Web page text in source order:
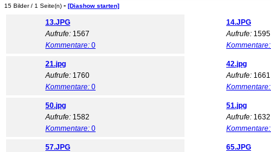
15 Bilder / 1 Seite(n) - [Diashow starten]
13.JPG
Aufrufe: 1567
Kommentare: 0
14.JPG
Aufrufe: 1595
Kommentare:
21.jpg
Aufrufe: 1760
Kommentare: 0
42.jpg
Aufrufe: 1661
Kommentare:
50.jpg
Aufrufe: 1582
Kommentare: 0
51.jpg
Aufrufe: 1632
Kommentare:
57.JPG
65.JPG